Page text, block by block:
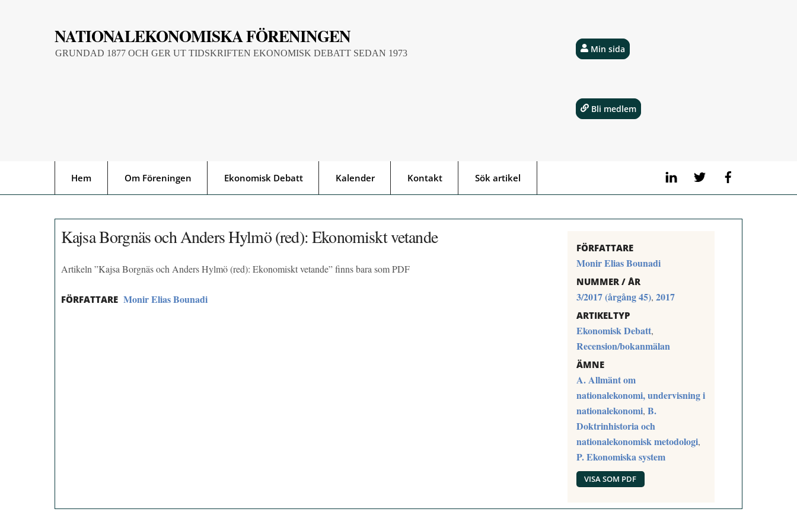
NATIONALEKONOMISKA FÖRENINGEN
GRUNDAD 1877 OCH GER UT TIDSKRIFTEN EKONOMISK DEBATT SEDAN 1973
LinkedIn Twitter
Hem Om Föreningen Ekonomisk Debatt Kalender Kontakt Sök artikel
Min sida
Bli medlem
Kajsa Borgnäs och Anders Hylmö (red): Ekonomiskt vetande
Artikeln ”Kajsa Borgnäs och Anders Hylmö (red): Ekonomiskt vetande” finns bara som PDF
FÖRFATTARE Monir Elias Bounadi
FÖRFATTARE
Monir Elias Bounadi
NUMMER / ÅR
3/2017 (årgång 45), 2017
ARTIKELTYP
Ekonomisk Debatt,
Recension/bokanmälan
ÄMNE
A. Allmänt om
nationalekonomi, undervisning i
nationalekonomi, B.
Doktrinhistoria och
nationalekonomisk metodologi,
P. Ekonomiska system
VISA SOM PDF